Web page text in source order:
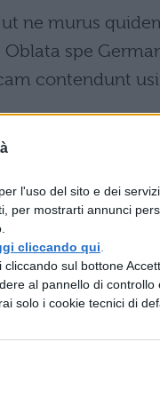
l'uso del sito e dei
per mostrarti annunci
cliccando qui
sul bottone
al pannello di controllo
solo i cookie tecnici di
ne murus
spe
contendunt usi
il settimo
alla legione. A
e quali gravi casi
nessuna
arrivò ai
giunta tutti